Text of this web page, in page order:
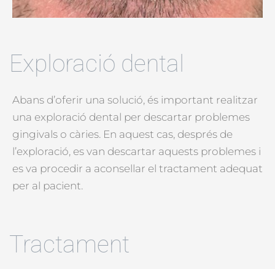
Exploració dental
Abans d’oferir una solució, és important realitzar
una exploració dental per descartar problemes
gingivals o càries. En aquest cas, després de
l’exploració, es van descartar aquests problemes i
es va procedir a aconsellar el tractament adequat
per al pacient.
Tractament